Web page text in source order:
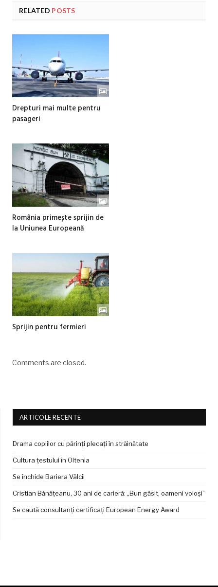
RELATED POSTS
Drepturi mai multe pentru
pasageri
România primește sprijin de
la Uniunea Europeană
Sprijin pentru fermieri
Comments are closed.
ARTICOLE RECENTE
Drama copiilor cu părinți plecați în străinătate
Cultura țestului în Oltenia
Se închide Bariera Vâlcii
Cristian Bănățeanu, 30 ani de carieră: „Bun găsit, oameni voioși”
Se caută consultanți certificați European Energy Award